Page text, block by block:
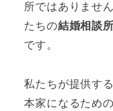
所ではありませ
たちの結婚相談所
です。
私たちが提供す
本家になるため